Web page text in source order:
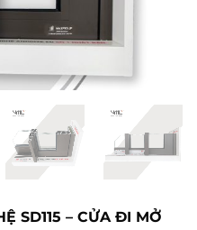
SD115 – CỬA ĐI MỞ